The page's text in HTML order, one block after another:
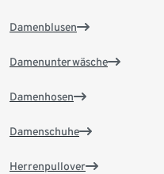
Damenblusen
Damenunterwäsche
Damenhosen
Damenschuhe
Herrenpullover